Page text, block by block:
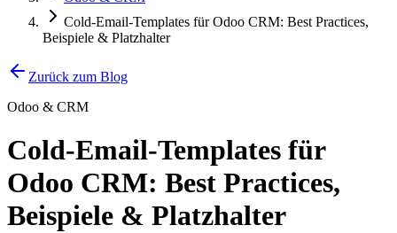
Cold-Email-Templates für Odoo CRM: Best Practices,
Beispiele & Platzhalter
Zurück zum Blog
Odoo & CRM
Cold-Email-Templates für
Odoo CRM: Best Practices,
Beispiele & Platzhalter